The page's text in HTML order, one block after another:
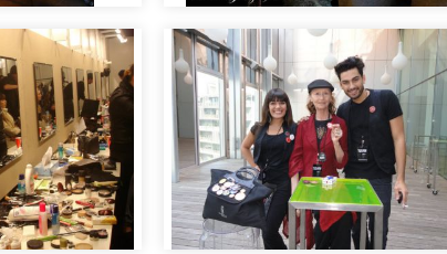
de fotos Making of sesión de fotos